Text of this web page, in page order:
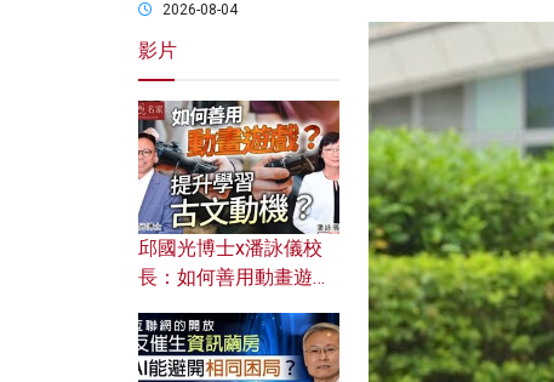
2026-08-04
影片
邱國光博士x潘詠儀校
長：如何善用動畫遊戲